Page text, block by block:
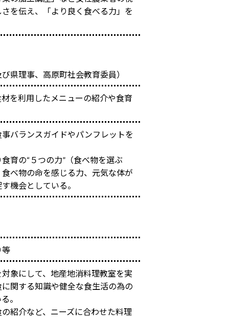
を伝え、「より良く食べる力」を
県理事、高原町社会教育委員）
を利用したメニューの紹介や食育
バランスガイドやパンフレットを
育の“５つの力”（食べ物を選ぶ
べ物の命を感じる力、元気な体が
機会としている。
等
象にして、地産地消料理教室を実
関する知識や健全な食生活の為の
。
紹介など、ニーズに合わせた料理